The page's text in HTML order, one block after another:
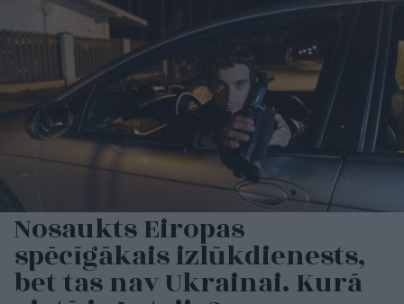
Nosaukts Eiropas
spēcīgākais izlūkdienests,
bet tas nav Ukrainai. Kurā